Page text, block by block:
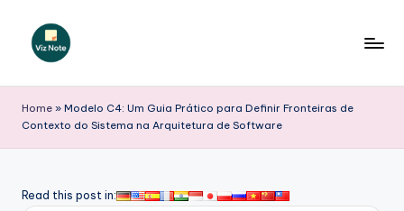
iz
N
t
Home » Modelo C4: Um Guia Prático para Definir Fronteiras de
Contexto do Sistema na Arquitetura de Software
Read this post in: